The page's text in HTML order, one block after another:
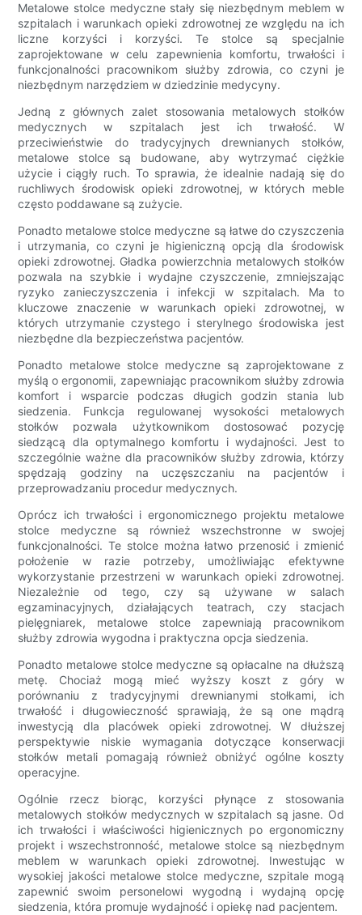
Metalowe stolce medyczne stały się niezbędnym meblem w
szpitalach i warunkach opieki zdrowotnej ze względu na ich
liczne korzyści i korzyści. Te stolce są specjalnie
zaprojektowane w celu zapewnienia komfortu, trwałości i
funkcjonalności pracownikom służby zdrowia, co czyni je
niezbędnym narzędziem w dziedzinie medycyny.
Jedną z głównych zalet stosowania metalowych stołków
medycznych w szpitalach jest ich trwałość. W
przeciwieństwie do tradycyjnych drewnianych stołków,
metalowe stolce są budowane, aby wytrzymać ciężkie
użycie i ciągły ruch. To sprawia, że ​​idealnie nadają się do
ruchliwych środowisk opieki zdrowotnej, w których meble
często poddawane są zużycie.
Ponadto metalowe stolce medyczne są łatwe do czyszczenia
i utrzymania, co czyni je higieniczną opcją dla środowisk
opieki zdrowotnej. Gładka powierzchnia metalowych stołków
pozwala na szybkie i wydajne czyszczenie, zmniejszając
ryzyko zanieczyszczenia i infekcji w szpitalach. Ma to
kluczowe znaczenie w warunkach opieki zdrowotnej, w
których utrzymanie czystego i sterylnego środowiska jest
niezbędne dla bezpieczeństwa pacjentów.
Ponadto metalowe stolce medyczne są zaprojektowane z
myślą o ergonomii, zapewniając pracownikom służby zdrowia
komfort i wsparcie podczas długich godzin stania lub
siedzenia. Funkcja regulowanej wysokości metalowych
stołków pozwala użytkownikom dostosować pozycję
siedzącą dla optymalnego komfortu i wydajności. Jest to
szczególnie ważne dla pracowników służby zdrowia, którzy
spędzają godziny na uczęszczaniu na pacjentów i
przeprowadzaniu procedur medycznych.
Oprócz ich trwałości i ergonomicznego projektu metalowe
stolce medyczne są również wszechstronne w swojej
funkcjonalności. Te stolce można łatwo przenosić i zmienić
położenie w razie potrzeby, umożliwiając efektywne
wykorzystanie przestrzeni w warunkach opieki zdrowotnej.
Niezależnie od tego, czy są używane w salach
egzaminacyjnych, działających teatrach, czy stacjach
pielęgniarek, metalowe stolce zapewniają pracownikom
służby zdrowia wygodna i praktyczna opcja siedzenia.
Ponadto metalowe stolce medyczne są opłacalne na dłuższą
metę. Chociaż mogą mieć wyższy koszt z góry w
porównaniu z tradycyjnymi drewnianymi stołkami, ich
trwałość i długowieczność sprawiają, że są one mądrą
inwestycją dla placówek opieki zdrowotnej. W dłuższej
perspektywie niskie wymagania dotyczące konserwacji
stołków metali pomagają również obniżyć ogólne koszty
operacyjne.
Ogólnie rzecz biorąc, korzyści płynące z stosowania
metalowych stołków medycznych w szpitalach są jasne. Od
ich trwałości i właściwości higienicznych po ergonomiczny
projekt i wszechstronność, metalowe stolce są niezbędnym
meblem w warunkach opieki zdrowotnej. Inwestując w
wysokiej jakości metalowe stolce medyczne, szpitale mogą
zapewnić swoim personelowi wygodną i wydajną opcję
siedzenia, która promuje wydajność i opiekę nad pacjentem.